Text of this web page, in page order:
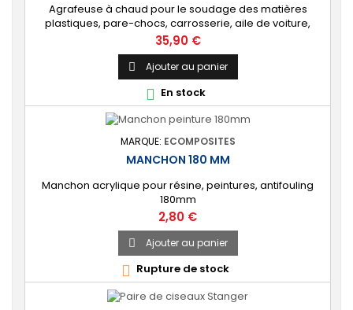
Agrafeuse à chaud pour le soudage des matières
plastiques, pare-chocs, carrosserie, aile de voiture,
spoiler, bac de douche camping car, etc. Livré avec un
assortiment de 200 agrafes.
Prix
35,90 €
 Ajouter au panier
 En stock
MARQUE: ECOMPOSITES
MANCHON 180 MM
Manchon acrylique pour résine, peintures, antifouling
180mm
Prix
2,80 €
 Ajouter au panier
 Rupture de stock